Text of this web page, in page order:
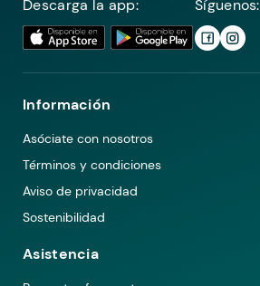
Descarga la app: Síguenos:
Información
Asóciate con nosotros
Términos y condiciones
Aviso de privacidad
Sostenibilidad
Asistencia